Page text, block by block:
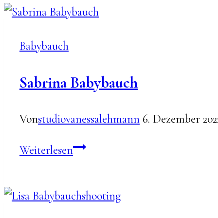
und
Babybauch
Sabrina Babybauch
Vonstudiovanessalehmann 6. Dezember
WeiterlesenSabrina